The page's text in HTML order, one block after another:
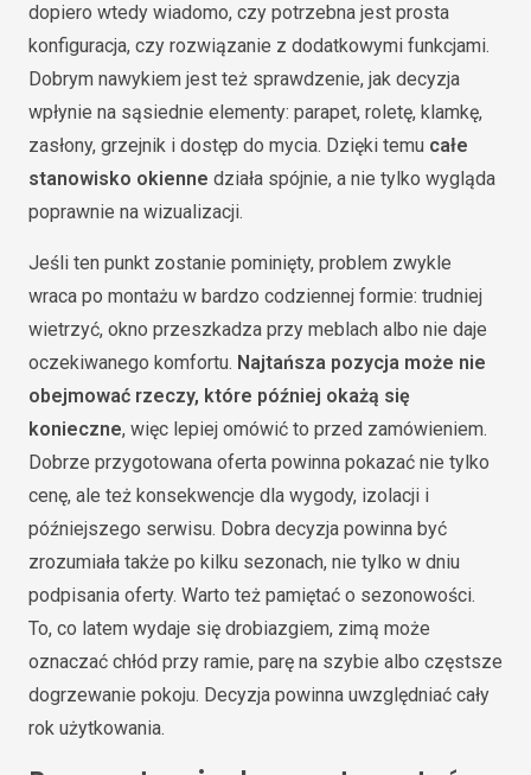
dopiero wtedy wiadomo, czy potrzebna jest prosta
konfiguracja, czy rozwiązanie z dodatkowymi funkcjami.
Dobrym nawykiem jest też sprawdzenie, jak decyzja
wpłynie na sąsiednie elementy: parapet, roletę, klamkę,
zasłony, grzejnik i dostęp do mycia. Dzięki temu całe
stanowisko okienne działa spójnie, a nie tylko wygląda
poprawnie na wizualizacji.
Jeśli ten punkt zostanie pominięty, problem zwykle
wraca po montażu w bardzo codziennej formie: trudniej
wietrzyć, okno przeszkadza przy meblach albo nie daje
oczekiwanego komfortu. Najtańsza pozycja może nie
obejmować rzeczy, które później okażą się
konieczne, więc lepiej omówić to przed zamówieniem.
Dobrze przygotowana oferta powinna pokazać nie tylko
cenę, ale też konsekwencje dla wygody, izolacji i
późniejszego serwisu. Dobra decyzja powinna być
zrozumiała także po kilku sezonach, nie tylko w dniu
podpisania oferty. Warto też pamiętać o sezonowości.
To, co latem wydaje się drobiazgiem, zimą może
oznaczać chłód przy ramie, parę na szybie albo częstsze
dogrzewanie pokoju. Decyzja powinna uwzględniać cały
rok użytkowania.